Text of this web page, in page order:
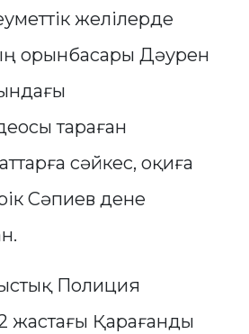
желілерде
орынбасары Дәурен
тараған
сәйкес, оқиға
Сәпиев дене
Полиция
жастағы Қарағанды